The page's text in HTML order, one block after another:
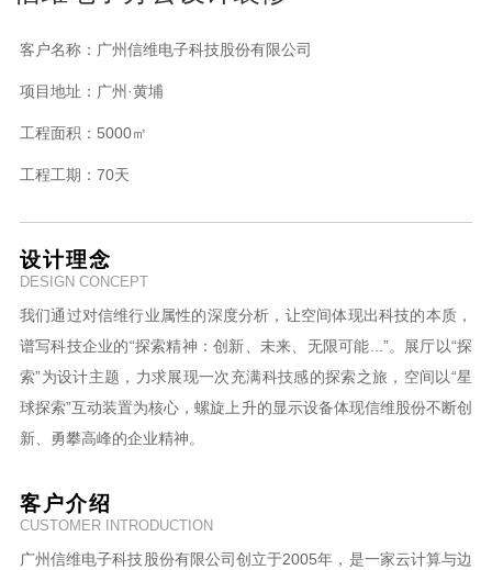
客户名称： 广州信维电子科技股份有限公司
项目地址： 广州·黄埔
工程面积： 5000㎡
工程工期： 70天
设计理念
DESIGN CONCEPT
我们通过对信维行业属性的深度分析，让空间体现出科技的本质，
谱写科技企业的“探索精神：创新、未来、无限可能...”。展厅以“探
索”为设计主题，力求展现一次充满科技感的探索之旅，空间以“星
球探索”互动装置为核心，螺旋上升的显示设备体现信维股份不断创
新、勇攀高峰的企业精神。
客户介绍
CUSTOMER INTRODUCTION
广州信维电子科技股份有限公司创立于2005年，是一家云计算与边